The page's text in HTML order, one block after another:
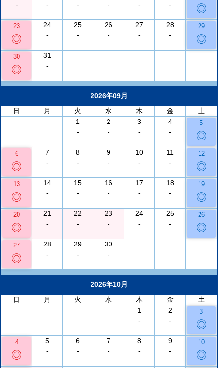
-
-
-
-
-
-
◎
23
◎
24
-
25
-
26
-
27
-
28
-
29
◎
30
◎
31
-
2026年09月
日
月 火 水 木 金
土
1
-
2
-
3
-
4
-
5
◎
6
◎
7
-
8
-
9
-
10
-
11
-
12
◎
13
◎
14
-
15
-
16
-
17
-
18
-
19
◎
20
◎
21
-
22
-
23
-
24
-
25
-
26
◎
27
◎
28
-
29
-
30
-
2026年10月
日
月 火 水 木 金
土
1
-
2
-
3
◎
4
◎
5
-
6
-
7
-
8
-
9
-
10
◎